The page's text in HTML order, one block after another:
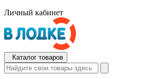
Личный кабинет
Каталог товаров